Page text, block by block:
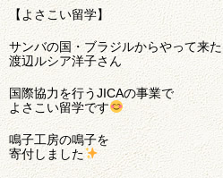
【よさこい留学】
サンバの国・ブラジルからやって来た
渡辺ルシア洋子さん
国際協力を行うJICAの事業で
よさこい留学です
鳴子工房の鳴子を
寄付しました